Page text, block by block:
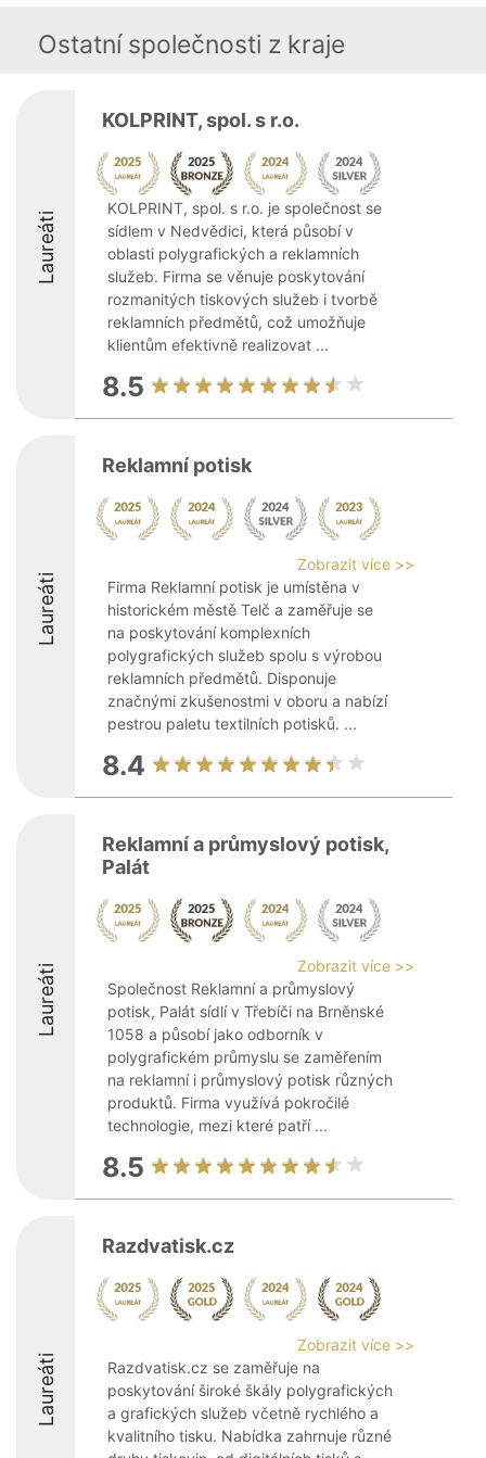
Ostatní společnosti z kraje
Laureáti
KOLPRINT, spol. s r.o.
KOLPRINT, spol. s r.o. je společnost se
sídlem v Nedvědici, která působí v
oblasti polygrafických a reklamních
služeb. Firma se věnuje poskytování
rozmanitých tiskových služeb i tvorbě
reklamních předmětů, což umožňuje
klientům efektivně realizovat ...
8.5
Laureáti
Reklamní potisk
Zobrazit více >>
Firma Reklamní potisk je umístěna v
historickém městě Telč a zaměřuje se
na poskytování komplexních
polygrafických služeb spolu s výrobou
reklamních předmětů. Disponuje
značnými zkušenostmi v oboru a nabízí
pestrou paletu textilních potisků. ...
8.4
Laureáti
Reklamní a průmyslový potisk,
Palát
Zobrazit více >>
Společnost Reklamní a průmyslový
potisk, Palát sídlí v Třebíči na Brněnské
1058 a působí jako odborník v
polygrafickém průmyslu se zaměřením
na reklamní i průmyslový potisk různých
produktů. Firma využívá pokročilé
technologie, mezi které patří ...
8.5
Laureáti
Razdvatisk.cz
Zobrazit více >>
Razdvatisk.cz se zaměřuje na
poskytování široké škály polygrafických
a grafických služeb včetně rychlého a
kvalitního tisku. Nabídka zahrnuje různé